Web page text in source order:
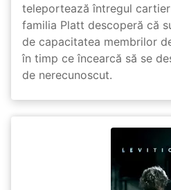
teleportează întregul
familia Platt descoperă că
de capacitatea membrilor
în timp ce încearcă să se
de nerecunoscut.